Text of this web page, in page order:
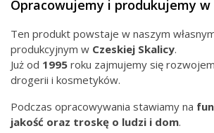
Opracowujemy i produkujemy w
Ten produkt powstaje w naszym
produkcyjnym w Czeskiej Skalicy.
Już od 1995 roku zajmujemy się
drogerii i kosmetyków.
Podczas opracowywania stawiamy na
jakość oraz troskę o ludzi i dom.